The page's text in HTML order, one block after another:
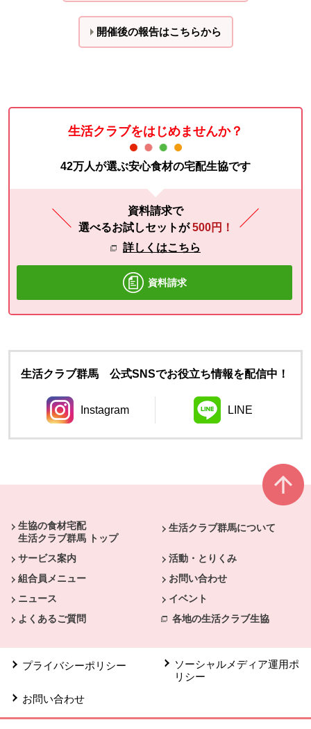
開催後の報告はこちらから
生活クラブをはじめませんか？
42万人が選ぶ安心食材の宅配生協です
資料請求で
選べるお試しセットが500円！
詳しくはこちら
資料請求
生活クラブ群馬 公式SNSでお役立ち情報を配信中！
Instagram
別のウィンドウで開きます。
LINE
別のウィンドウ
生協の食材宅配
生活クラブ群馬 トップ
生活クラブ群馬について
サービス案内
活動・とりくみ
組合員メニュー
お問い合わせ
ニュース
イベント
よくあるご質問
各地の生活クラブ生協
プライバシーポリシー
ソーシャルメディア運用ポ
リシー
お問い合わせ